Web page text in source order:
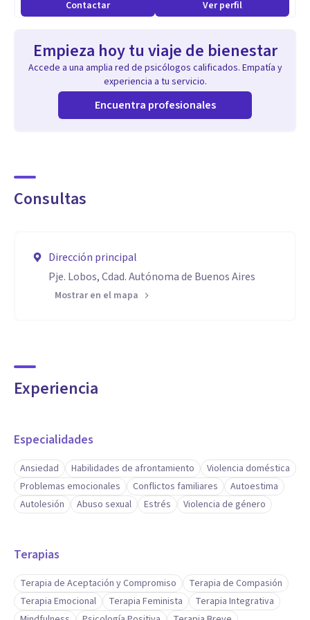
¡Agenda tu cita hoy! Escríbeme y comencemos este viaje de
sanación y empoderamiento juntas.
Perspectiva de género: Tratamientos adaptados a las
experiencias y necesidades específicas de género.
Mindfulness: Técnicas de atención plena para mejorar la
comprender y manejar las emociones.
Psicología Positiva: Promoción de fortalezas personales y
Tratamiento Personalizado: Adaptación de las técnicas y
enfoques a la situación específica de cada persona.
Adaptabilidad para ajustar los enfoques terapéuticos según
las necesidades específicas de cada persona.
Comunicación Efectiva.
Enfoque Holístico.
Perspectiva de Género.
Perspectiva de Derechos Humanos.
Contactar Ver perfil
Empieza hoy tu viaje de bienestar
Accede a una amplia red de psicólogos calificados. Empatía y
experiencia a tu servicio.
Encuentra profesionales
Consultas
Dirección principal
Pje. Lobos, Cdad. Autónoma de Buenos Aires
Mostrar en el mapa
Experiencia
Especialidades
Ansiedad Habilidades de afrontamiento
Violencia doméstica
Problemas emocionales
Conflictos familiares
Autoestima
Autolesión
Abuso sexual Estrés Violencia de género
Terapias
Terapia de Aceptación y Compromiso
Terapia de Compasión
Terapia Emocional
Terapia Feminista
Terapia Integrativa